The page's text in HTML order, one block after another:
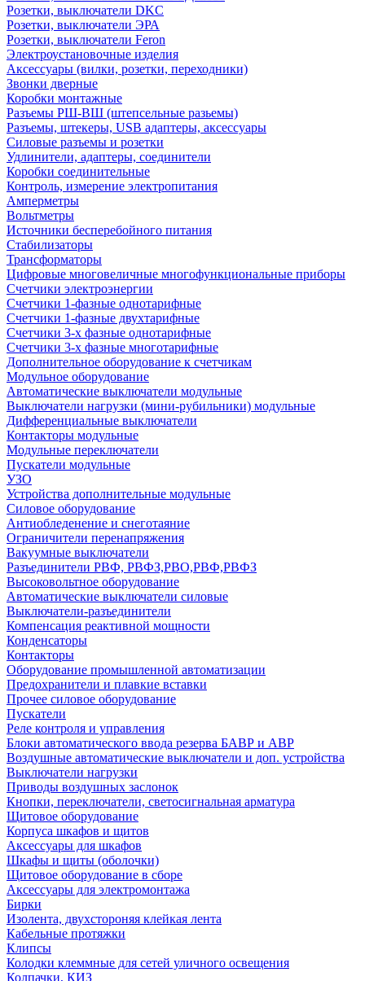
Розетки, выключатели DKC
Розетки, выключатели ЭРА
Розетки, выключатели Feron
Электроустановочные изделия
Аксессуары (вилки, розетки, переходники)
Звонки дверные
Коробки монтажные
Разъемы РШ-ВШ (штепсельные разьемы)
Разъемы, штекеры, USB адаптеры, аксессуары
Силовые разъемы и розетки
Удлинители, адаптеры, соединители
Коробки соединительные
Контроль, измерение электропитания
Амперметры
Вольтметры
Источники бесперебойного питания
Стабилизаторы
Трансформаторы
Цифровые многовеличные многофункциональные приборы
Счетчики электроэнергии
Счетчики 1-фазные однотарифные
Счетчики 1-фазные двухтарифные
Счетчики 3-х фазные однотарифные
Счетчики 3-х фазные многотарифные
Дополнительное оборудование к счетчикам
Модульное оборудование
Автоматические выключатели модульные
Выключатели нагрузки (мини-рубильники) модульные
Дифференциальные выключатели
Контакторы модульные
Модульные переключатели
Пускатели модульные
УЗО
Устройства дополнительные модульные
Силовое оборудование
Антиобледенение и снеготаяние
Ограничители перенапряжения
Вакуумные выключатели
Разъединители РВФ, РВФЗ,РВО,РВФ,РВФЗ
Высоковольтное оборудование
Автоматические выключатели cиловые
Выключатели-разъединители
Компенсация реактивной мощности
Конденсаторы
Контакторы
Оборудование промышленной автоматизации
Предохранители и плавкие вставки
Прочее силовое оборудование
Пускатели
Реле контроля и управления
Блоки автоматического ввода резерва БАВР и АВР
Воздушные автоматические выключатели и доп. устройства
Выключатели нагрузки
Приводы воздушных заслонок
Кнопки, переключатели, светосигнальная арматура
Щитовое оборудование
Корпуса шкафов и щитов
Аксессуары для шкафов
Шкафы и щиты (оболочки)
Щитовое оборудование в сборе
Аксессуары для электромонтажа
Бирки
Изолента, двухстороняя клейкая лента
Кабельные протяжки
Клипсы
Колодки клеммные для сетей уличного освещения
Колпачки, КИЗ